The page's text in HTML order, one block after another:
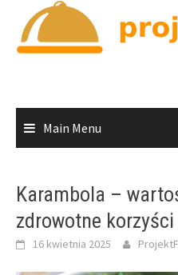
content
Main Menu
Karambola –
zdrowotne
16 kwietnia 2025